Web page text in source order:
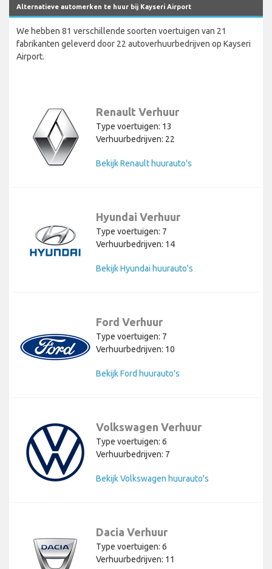
Alternatieve automerken te huur bij Kayseri Airport
We hebben 81 verschillende soorten voertuigen van 21
fabrikanten geleverd door 22 autoverhuurbedrijven op Kayseri
Airport.
Renault Verhuur
Type voertuigen: 13
Verhuurbedrijven: 22
Bekijk Renault huurauto's
Hyundai Verhuur
Type voertuigen: 7
Verhuurbedrijven: 14
Bekijk Hyundai huurauto's
Ford Verhuur
Type voertuigen: 7
Verhuurbedrijven: 10
Bekijk Ford huurauto's
Volkswagen Verhuur
Type voertuigen: 6
Verhuurbedrijven: 7
Bekijk Volkswagen huurauto's
Dacia Verhuur
Type voertuigen: 6
Verhuurbedrijven: 11